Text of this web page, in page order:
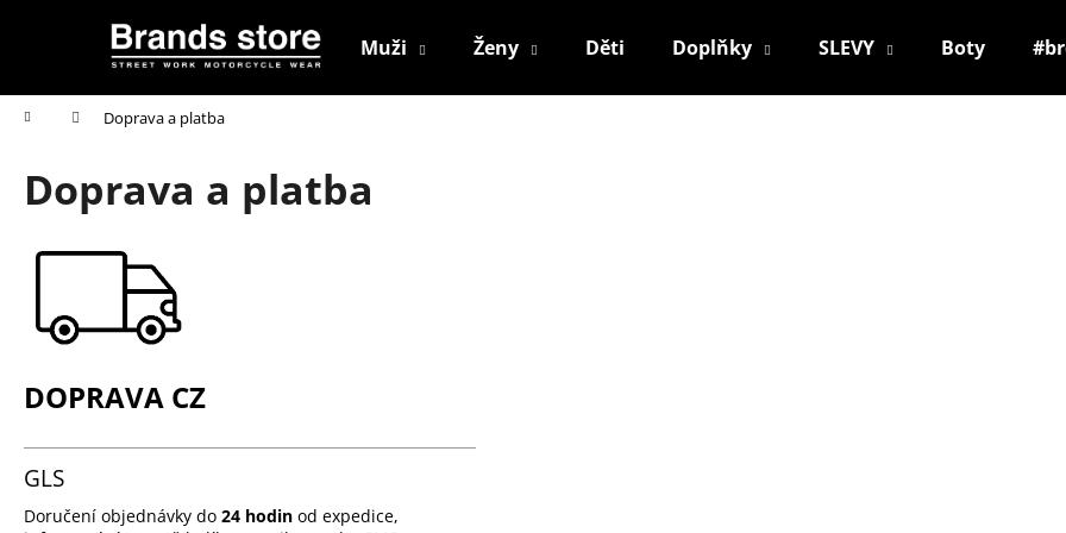
Muži Ženy Děti Doplňky SLEVY Boty
Domů Doprava a platba
Doprava a platba
DOPRAVA CZ
GLS
Doručení objednávky do 24 hodin od expedice,
í
Zpět
do
obchodu
Zpět
do
obchodu